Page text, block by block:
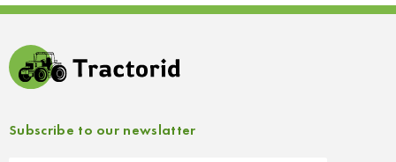
Subscribe to our newslatter